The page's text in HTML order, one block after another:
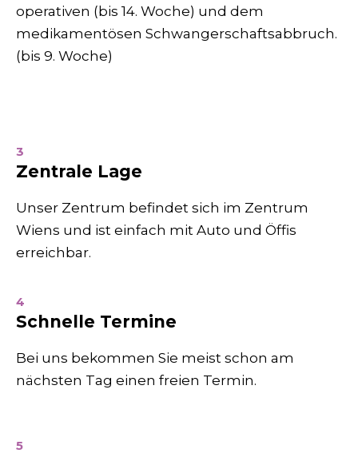
operativen (bis 14. Woche) und dem
medikamentösen Schwangerschafts­abbruch.
(bis 9. Woche)
3
Zentrale Lage
Unser Zentrum befindet sich im Zentrum
Wiens und ist einfach mit Auto und Öffis
erreichbar.
4
Schnelle Termine
Bei uns bekommen Sie meist schon am
nächsten Tag einen freien Termin.
5